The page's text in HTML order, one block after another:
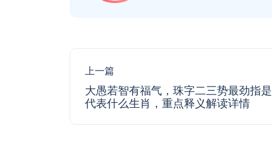
上一篇
大愚若智有福气，珠字二三势最劲指是
代表什么生肖，重点释义解读详情